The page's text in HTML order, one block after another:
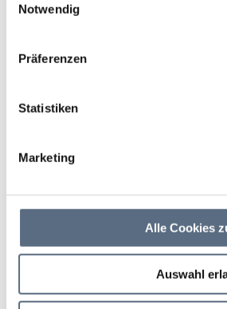
Notwendig
Präferenzen
Statistiken
Marketing
Alle Cookies
Auswahl
Tuffsteinkuppel aus dem 18.